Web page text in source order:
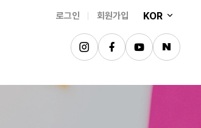
로그인 회원가입 KOR